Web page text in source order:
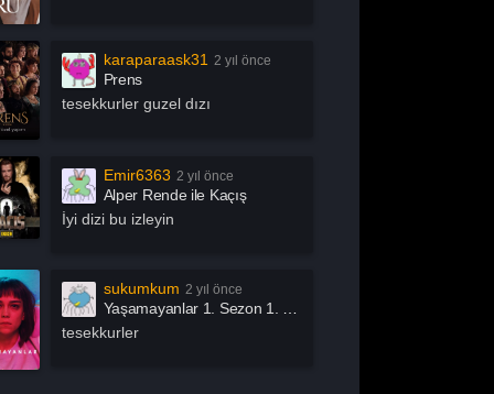
İşleri
Mikrofon
Adası
Aşk Kumardır
Bang Bang Baby
Bu Boşluğu
Ben Gri
Sky
Bir Yeraltı Sit-com’u
Olur Mu?
Bizi Ayıran Çizgi
Mirror
karaparaask31 2 yıl önce
Prens
tesekkurler guzel dızı
Emir6363 2 yıl önce
Alper Rende ile Kaçış
İyi dizi bu izleyin
sukumkum 2 yıl önce
Yaşamayanlar 1. Sezon 1. Bölüm İzle
tesekkurler